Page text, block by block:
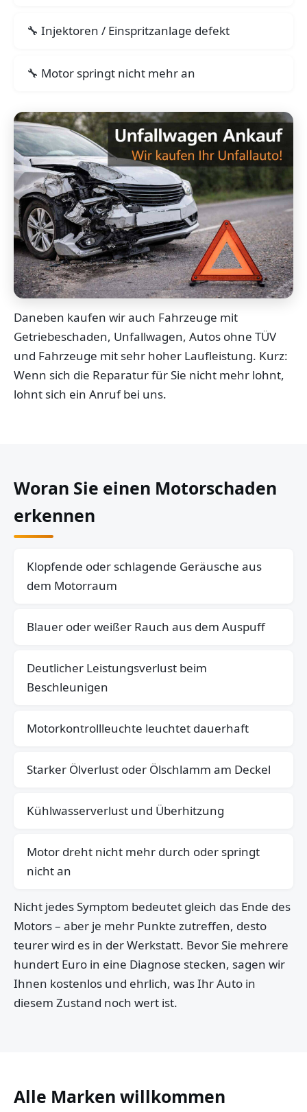
Injektoren / Einspritzanlage defekt
Motor springt nicht mehr an
Daneben kaufen wir auch Fahrzeuge mit
Getriebeschaden, Unfallwagen, Autos ohne TÜV
und Fahrzeuge mit sehr hoher Laufleistung. Kurz:
Wenn sich die Reparatur für Sie nicht mehr lohnt,
lohnt sich ein Anruf bei uns.
Woran Sie einen Motorschaden
erkennen
Klopfende oder schlagende Geräusche aus
dem Motorraum
Blauer oder weißer Rauch aus dem Auspuff
Deutlicher Leistungsverlust beim
Beschleunigen
Motorkontrollleuchte leuchtet dauerhaft
Starker Ölverlust oder Ölschlamm am Deckel
Kühlwasserverlust und Überhitzung
Motor dreht nicht mehr durch oder springt
nicht an
Nicht jedes Symptom bedeutet gleich das Ende des
Motors – aber je mehr Punkte zutreffen, desto
teurer wird es in der Werkstatt. Bevor Sie mehrere
hundert Euro in eine Diagnose stecken, sagen wir
Ihnen kostenlos und ehrlich, was Ihr Auto in
diesem Zustand noch wert ist.
Alle Marken willkommen